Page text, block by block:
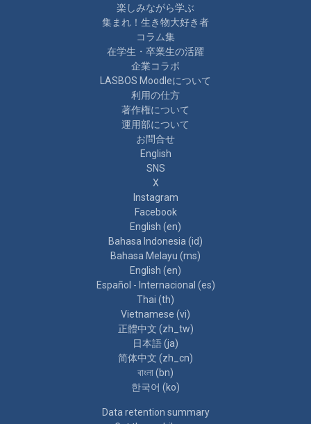
楽しみながら学ぶ
集まれ！生き物大好き者
コラム集
在学生・卒業生の活躍
企業コラボ
LASBOS Moodleについて
利用の仕方
著作権について
運用部について
お問合せ
English
SNS
X
Instagram
Facebook
English ‎(en)‎
Bahasa Indonesia ‎(id)‎
Bahasa Melayu ‎(ms)‎
English ‎(en)‎
Español - Internacional ‎(es)‎
Thai ‎(th)‎
Vietnamese ‎(vi)‎
正體中文 ‎(zh_tw)‎
日本語 ‎(ja)‎
简体中文 ‎(zh_cn)‎
বাংলা ‎(bn)‎
한국어 ‎(ko)‎
Data retention summary